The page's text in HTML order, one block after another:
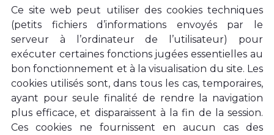
Ce site web peut utiliser des cookies techniques
(petits fichiers d’informations envoyés par le
serveur à l’ordinateur de l’utilisateur) pour
exécuter certaines fonctions jugées essentielles au
bon fonctionnement et à la visualisation du site. Les
cookies utilisés sont, dans tous les cas, temporaires,
ayant pour seule finalité de rendre la navigation
plus efficace, et disparaissent à la fin de la session.
Ces cookies ne fournissent en aucun cas des